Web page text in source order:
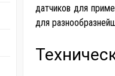
датчиков для
для